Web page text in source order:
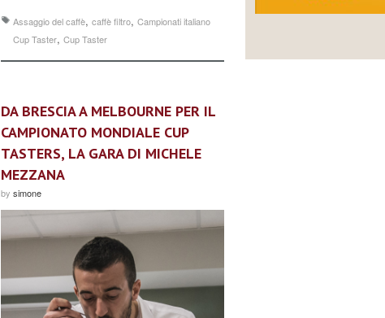
Assaggio del caffè, caffè filtro, Campionati italiano
Cup Taster, Cup Taster
DA BRESCIA A MELBOURNE PER IL
CAMPIONATO MONDIALE CUP
TASTERS, LA GARA DI MICHELE
MEZZANA
by simone